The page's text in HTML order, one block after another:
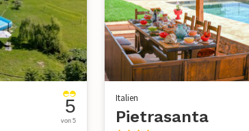
5
von 5
Italien
Pietrasanta